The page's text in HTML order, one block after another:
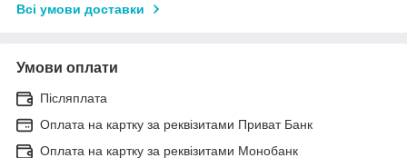
Всі умови доставки
Умови оплати
Післяплата
Оплата на картку за реквізитами Приват Банк
Оплата на картку за реквізитами Монобанк